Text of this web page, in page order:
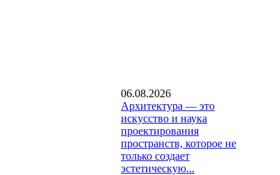
06.08.2026
Архитектура — это
искусство и наука
проектирования
пространств, которое не
только создает
эстетическую...